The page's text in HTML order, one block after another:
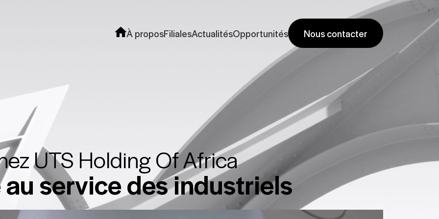
À proposFilialesActualitésOpportunités Nous contacter
UTS Holding Of Africa
service des industriels